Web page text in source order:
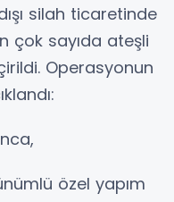
silah ticaretinde
çok sayıda ateşli
Operasyonun
özel yapım